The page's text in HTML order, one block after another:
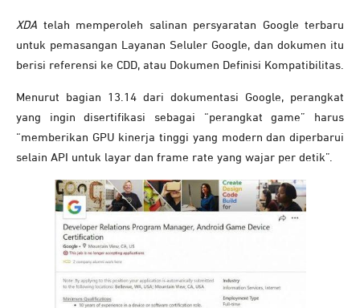
XDA telah memperoleh salinan persyaratan Google terbaru
untuk pemasangan Layanan Seluler Google, dan dokumen itu
berisi referensi ke CDD, atau Dokumen Definisi Kompatibilitas.
Menurut bagian 13.14 dari dokumentasi Google, perangkat
yang ingin disertifikasi sebagai “perangkat game” harus
“memberikan GPU kinerja tinggi yang modern dan diperbarui
selain API untuk layar dan frame rate yang wajar per detik”.